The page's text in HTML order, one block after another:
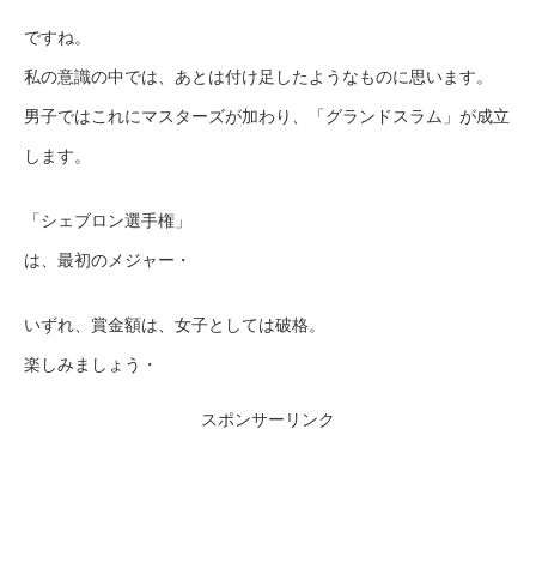
ですね。
私の意識の中では、あとは付け足したようなものに思います。
男子ではこれにマスターズが加わり、「グランドスラム」が成立
します。
「シェブロン選手権」
は、最初のメジャー・
いずれ、賞金額は、女子としては破格。
楽しみましょう・
スポンサーリンク